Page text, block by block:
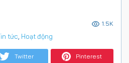
1.5K
tức Hoạt động
Twitter Pinterest